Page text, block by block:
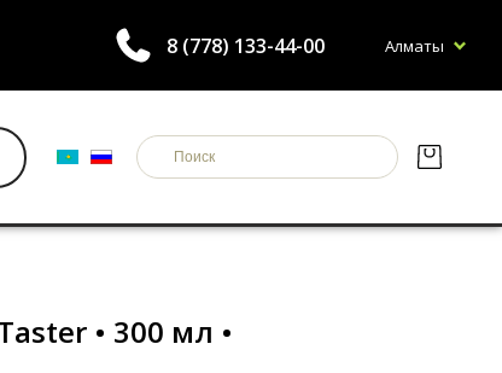
8 (778) 133-44-00 Алматы
• 300 мл •